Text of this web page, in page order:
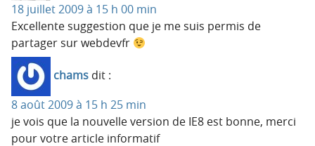
18 juillet 2009 à 15 h 00 min
Excellente suggestion que je me suis permis de
partager sur webdevfr
chams dit :
8 août 2009 à 15 h 25 min
je vois que la nouvelle version de IE8 est bonne, merci
pour votre article informatif